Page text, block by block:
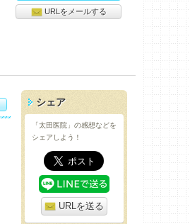
URLをメールする
シェア
「太田医院」の感想などを
シェアしよう！
URLを送る